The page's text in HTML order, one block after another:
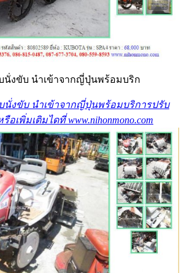
นั่งขับ นำเข้าจากญี่ปุ่นพร้อมบริก
นั่งขับ นำเข้าจากญี่ปุ่นพร้อมบริการปรับ
เพิ่มเติมไดที่ www.nihonmono.com